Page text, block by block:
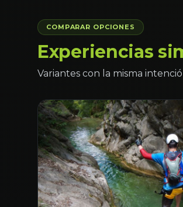
COMPARAR OPCIONES
Experiencias
Variantes con la misma